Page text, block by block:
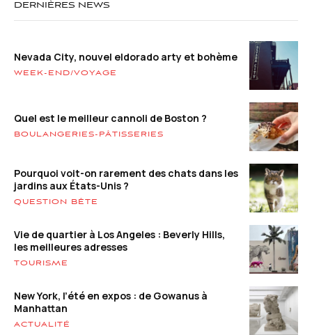
DERNIÈRES NEWS
Nevada City, nouvel eldorado arty et bohème
WEEK-END/VOYAGE
Quel est le meilleur cannoli de Boston ?
BOULANGERIES-PÂTISSERIES
Pourquoi voit-on rarement des chats dans les
jardins aux États-Unis ?
QUESTION BÊTE
Vie de quartier à Los Angeles : Beverly Hills,
les meilleures adresses
TOURISME
New York, l’été en expos : de Gowanus à
Manhattan
ACTUALITÉ